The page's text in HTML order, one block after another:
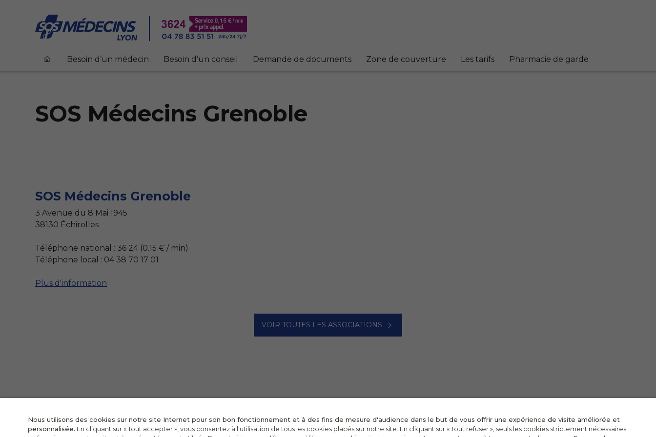
Besoin d’un médecin Besoin d’un conseil Demande de documents Zone de couverture Les tarifs Pharmacie de garde
SOS Médecins Grenoble
SOS Médecins Grenoble
3 Avenue du 8 Mai 1945
38130 Échirolles
Téléphone national : 36 24 (0.15 € / min)
Téléphone local : 04 38 70 17 01
Plus d'information
VOIR TOUTES LES ASSOCIATIONS
Nous utilisons des cookies sur notre site Internet pour son bon fonctionnement et à des fins de mesure d'audience dans le but de vous offrir une expérience de visite améliorée et
personnalisée. En cliquant sur « Tout accepter », vous consentez à l'utilisation de tous les cookies placés sur notre site. En cliquant sur « Tout refuser », seuls les cookies strictement nécessaires